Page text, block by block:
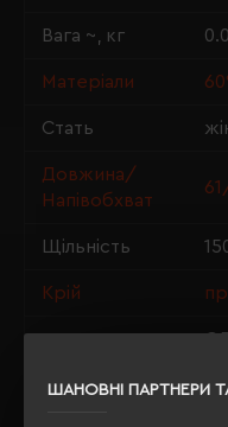
ШАНОВНІ ПАРТНЕРИ
Вага ~, кг
Матеріали
Стать
Довжина/
Напівобхват
Щільність
Крій